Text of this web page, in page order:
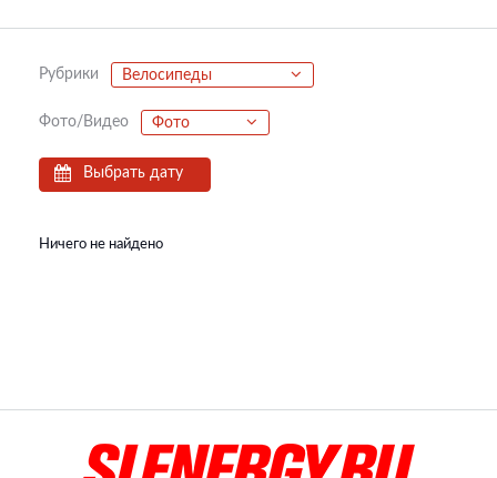
Рубрики Велосипеды
Фото/Видео Фото
Выбрать дату
Ничего не найдено